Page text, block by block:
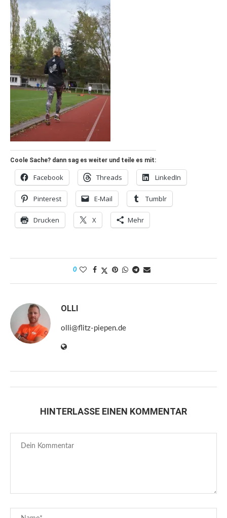
Coole Sache? dann sag es weiter und teile es mit:
Facebook Threads LinkedIn
Pinterest E-Mail Tumblr
Drucken X Mehr
0
OLLI
olli@flitz-piepen.de
HINTERLASSE EINEN KOMMENTAR